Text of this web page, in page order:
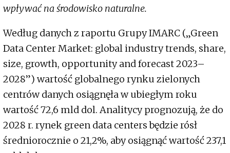
wpływać na środowisko naturalne.
Według danych z raportu Grupy IMARC („Green
Data Center Market: global industry trends, share,
size, growth, opportunity and forecast 2023–
2028”) wartość globalnego rynku zielonych
centrów danych osiągnęła w ubiegłym roku
wartość 72,6 mld dol. Analitycy prognozują, że do
2028 r. rynek green data centers będzie rósł
średniorocznie o 21,2%, aby osiągnąć wartość 237,1